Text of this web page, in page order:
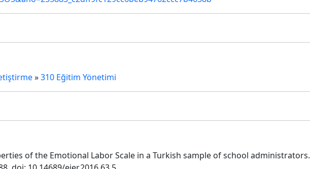
»310 Eğitim Yönetimi
of the Emotional Labor Scale in a Turkish sample of school administrators.